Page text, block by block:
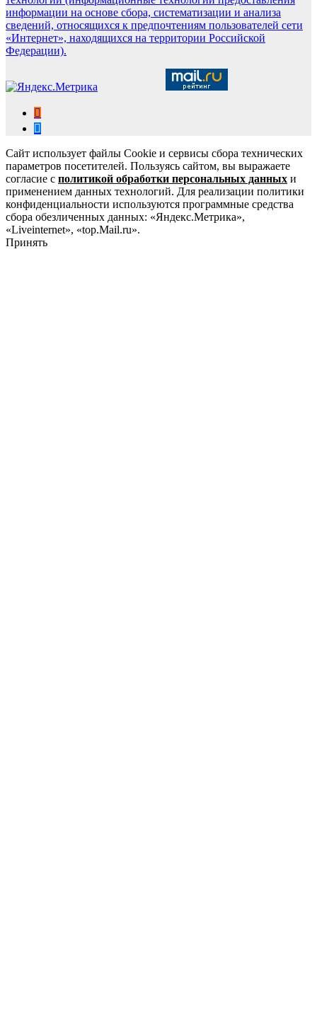
информации на основе сбора, систематизации и анализа
сведений, относящихся к предпочтениям пользователей сети
«Интернет», находящихся на территории Российской
Федерации).
Сайт использует файлы Cookie и сервисы сбора технических
параметров посетителей. Пользуясь сайтом, вы выражаете
согласие с политикой обработки персональных данных и
применением данных технологий. Для реализации политики
конфиденциальности используются программные средства
сбора обезличенных данных: «Яндекс.Метрика»,
«Liveinternet», «top.Mail.ru».
Принять